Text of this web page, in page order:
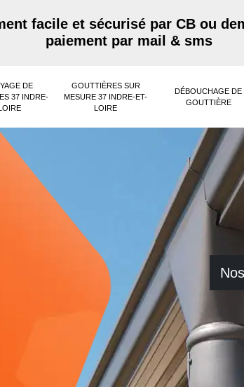
facile et sécurisé par CB ou
paiement par mail & sms
DE
37 INDRE-
GOUTTIÈRES SUR
MESURE 37 INDRE-ET-
LOIRE
DÉBOUCHAGE DE
GOUTTIÈRE